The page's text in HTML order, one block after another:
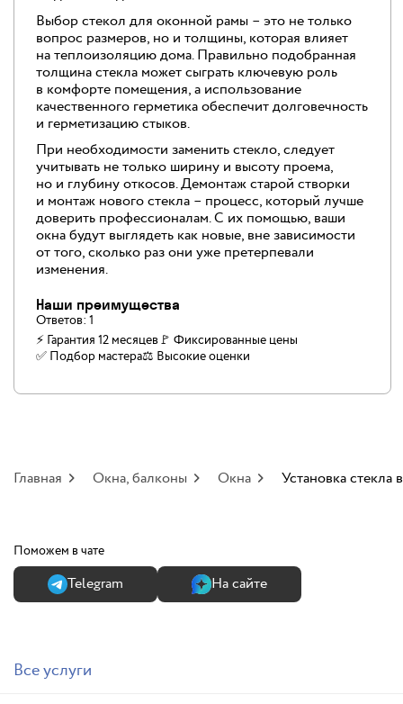
Выбор стекол для оконной рамы – это не только
вопрос размеров, но и толщины, которая влияет
на теплоизоляцию дома. Правильно подобранная
толщина стекла может сыграть ключевую роль
в комфорте помещения, а использование
качественного герметика обеспечит долговечность
и герметизацию стыков.
При необходимости заменить стекло, следует
учитывать не только ширину и высоту проема,
но и глубину откосов. Демонтаж старой створки
и монтаж нового стекла – процесс, который лучше
доверить профессионалам. С их помощью, ваши
окна будут выглядеть как новые, вне зависимости
от того, сколько раз они уже претерпевали
изменения.
Наши преимущества
Ответов: 1
⚡ Гарантия 12 месяцев🚩 Фиксированные цены
✅️ Подбор мастера⚖️ Высокие оценки
Главная Окна, балконы Окна Установка
Поможем в чате
Теlegram На сайте
Все услуги